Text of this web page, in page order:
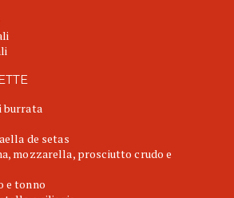
burrata
de setas
mozzarella, prosciutto crudo e
e tonno